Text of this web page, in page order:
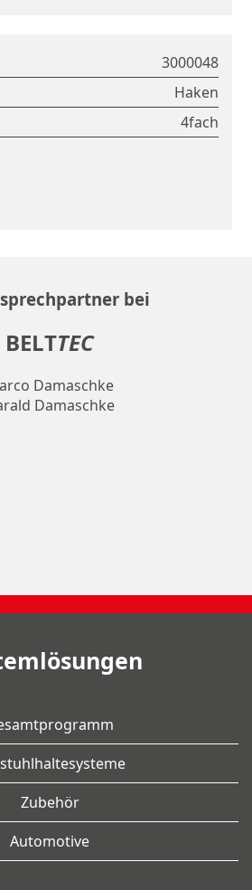
3000048
Haken
4fach
Zur Merkliste hinzufügen
bei
BELTTEC
Damaschke
Damaschke
Zubehör
Automotive